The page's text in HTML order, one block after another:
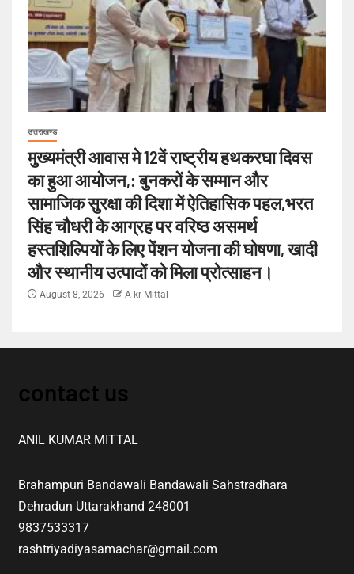
उत्तराखण्ड
मुख्यमंत्री आवास मे 12वें राष्ट्रीय हथकरघा दिवस
का हुआ आयोजन,: बुनकरों के सम्मान और
सामाजिक सुरक्षा की दिशा में ऐतिहासिक पहल,भरत
सिंह चौधरी के आग्रह पर वरिष्ठ असमर्थ
हस्तशिल्पियों के लिए पेंशन योजना की घोषणा, खादी
और स्थानीय उत्पादों को मिला प्रोत्साहन।
August 8, 2026 A kr Mittal
contact us
ANIL KUMAR MITTAL
Brahampuri Bandawali Bandawali Sahstradhara
Dehradun Uttarakhand 248001
9837533317
rashtriyadiyasamachar@gmail.com